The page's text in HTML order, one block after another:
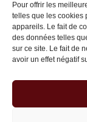
Pour offrir les
telles que les cookies
appareils. Le fait de
des données telles
sur ce site. Le fait de
avoir un effet négatif